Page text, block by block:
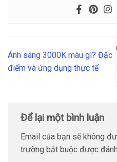
Ánh sáng 3000K màu gì? Đặc
điểm và ứng dụng thực tế
Để lại một bình luận
Email của bạn sẽ không
trường bắt buộc được